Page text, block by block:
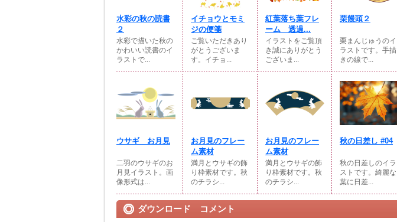
水彩の秋の読書
２
水彩で描いた秋の
かわいい読書のイ
ラストで...
イチョウとモミ
ジの便箋
ご覧いただきあり
がとうございま
す。イチョ...
紅葉落ち葉フレ
ーム 透過...
イラストをご覧頂
き誠にありがとう
ございま...
栗饅頭２
栗まんじゅうのイ
ラストです。手描
きの線で...
ウサギ お月見
二羽のウサギのお
月見イラスト。画
像形式は...
お月見のフレー
ム素材
満月とウサギの飾
り枠素材です。秋
のチラシ...
お月見のフレー
ム素材
満月とウサギの飾
り枠素材です。秋
のチラシ...
秋の日差し #04
秋の日差しのイラ
ストです。綺麗な
葉に日差...
ダウンロード コメント